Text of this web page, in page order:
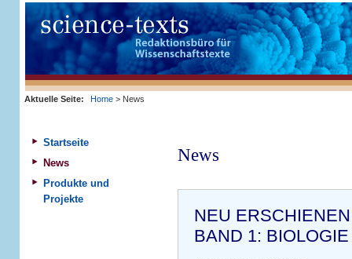
Aktuelle Seite: Home> News
News
NEU
BAND 1:
Startseite
News
Produkte und
Projekte